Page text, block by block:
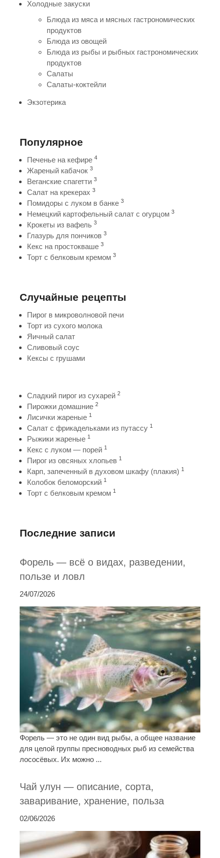
Холодные закуски
Блюда из мяса и мясных гастрономических
продуктов
Блюда из овощей
Блюда из рыбы и рыбных гастрономических
продуктов
Салаты
Салаты-коктейли
Экзотерика
Популярное
Печенье на кефире 4
Жареный кабачок 3
Веганские спагетти 3
Салат на крекерах 3
Помидоры с луком в банке 3
Немецкий картофельный салат с огурцом 3
Крокеты из вафель 3
Глазурь для пончиков 3
Кекс на простокваше 3
Торт с белковым кремом 3
Случайные рецепты
Пирог в микроволновой печи
Торт из сухого молока
Яичный салат
Сливовый соус
Кексы с грушами
Сладкий пирог из сухарей 2
Пирожки домашние 2
Лисички жареные 1
Салат с фрикадельками из путассу 1
Рыжики жареные 1
Кекс с луком — порей 1
Пирог из овсяных хлопьев 1
Карп, запеченный в духовом шкафу (плакия) 1
Колобок беломорский 1
Торт с белковым кремом 1
Последние записи
Форель — всё о видах, разведении,
пользе и ловл
24/07/2026
Форель — это не один вид рыбы, а общее название
для целой группы пресноводных рыб из семейства
лососёвых. Их можно ...
Чай улун — описание, сорта,
заваривание, хранение, польза
02/06/2026